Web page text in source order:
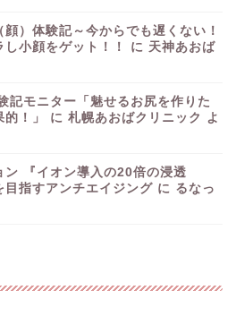
）体験記～今からでも遅くない！
小顔をゲット！！
に 天神あおば
記モニター「魅せるお尻を作りた
！」
に 札幌あおばクリニック
よ
ン 『イオン導入の20倍の浸透
目指すアンチエイジング に るなっ